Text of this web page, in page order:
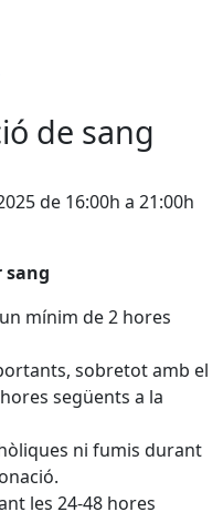
de sang
de 16:00h a 21:00h
sang
mínim de 2 hores
sobretot amb el
següents a la
ni fumis durant
les 24-48 hores